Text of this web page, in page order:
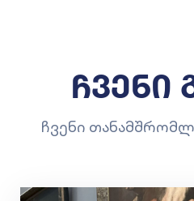
ჩვენი
ჩვენი